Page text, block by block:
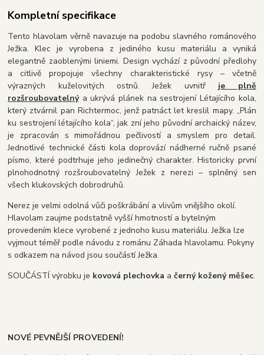
Kompletní specifikace
Tento hlavolam věrně navazuje na podobu slavného románového
Ježka. Klec je vyrobena z jediného kusu materiálu a vyniká
elegantně zaoblenými liniemi. Design vychází z původní předlohy
a citlivě propojuje všechny charakteristické rysy – včetně
výrazných kuželovitých ostnů. Ježek uvnitř je plně
rozšroubovatelnýa ukrývá plánek na sestrojení Létajícího kola,
který ztvárnil pan Richtermoc, jenž patnáct let kreslil mapy. „Plán
ku sestrojení létajícího kola“, jak zní jeho původní archaický název,
je zpracován s mimořádnou pečlivostí a smyslem pro detail.
Jednotlivé technické části kola doprovází nádherné ručně psané
písmo, které podtrhuje jeho jedinečný charakter. Historicky první
plnohodnotný rozšroubovatelný Ježek z nerezi – splněný sen
všech klukovských dobrodruhů.
Nerez je velmi odolná vůči poškrábání a vlivům vnějšího okolí.
Hlavolam zaujme podstatně vyšší hmotností a bytelným
provedením klece vyrobené z jednoho kusu materiálu. Ježka lze
vyjmout téměř podle návodu z románu Záhada hlavolamu. Pokyny
s odkazem na návod jsou součástí Ježka.
SOUČÁSTÍ výrobku je kovová plechovka ačerný kožený měšec.
NOVÉ PEVNĚJŠÍ PROVEDENÍ!